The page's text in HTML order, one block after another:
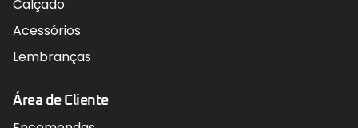
Calçado
Acessórios
Lembranças
Área de Cliente